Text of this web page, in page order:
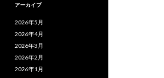
アーカイブ
2026年5月
2026年4月
2026年3月
2026年2月
2026年1月